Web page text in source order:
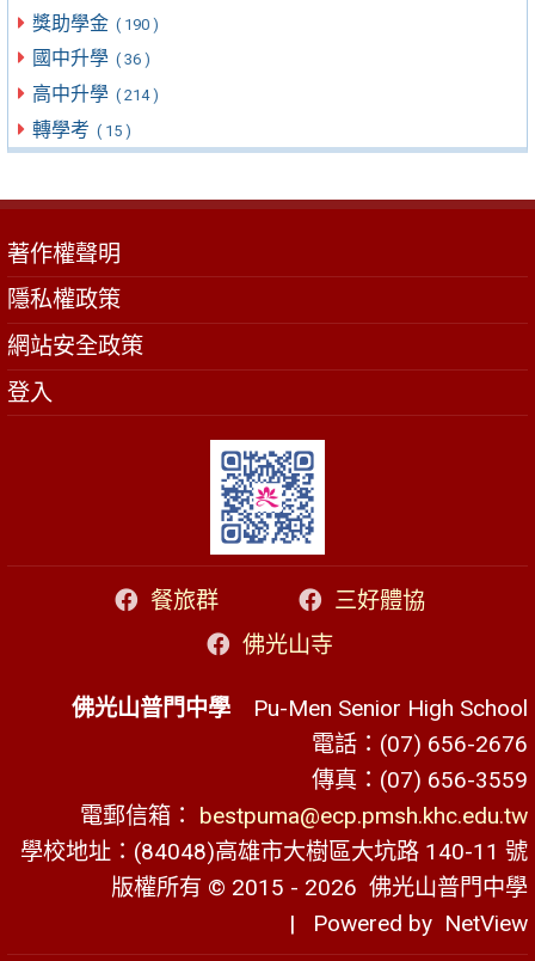
獎助學金 ( 190 )
國中升學 ( 36 )
高中升學 ( 214 )
轉學考 ( 15 )
著作權聲明
隱私權政策
網站安全政策
登入
餐旅群
三好體協
佛光山寺
佛光山普門中學 Pu-Men Senior High School
電話：(07) 656-2676
傳真：(07) 656-3559
電郵信箱： bestpuma@ecp.pmsh.khc.edu.tw
學校地址：(84048)高雄市大樹區大坑路 140-11 號
版權所有 © 2015 - 2026 佛光山普門中學
| Powered by NetView